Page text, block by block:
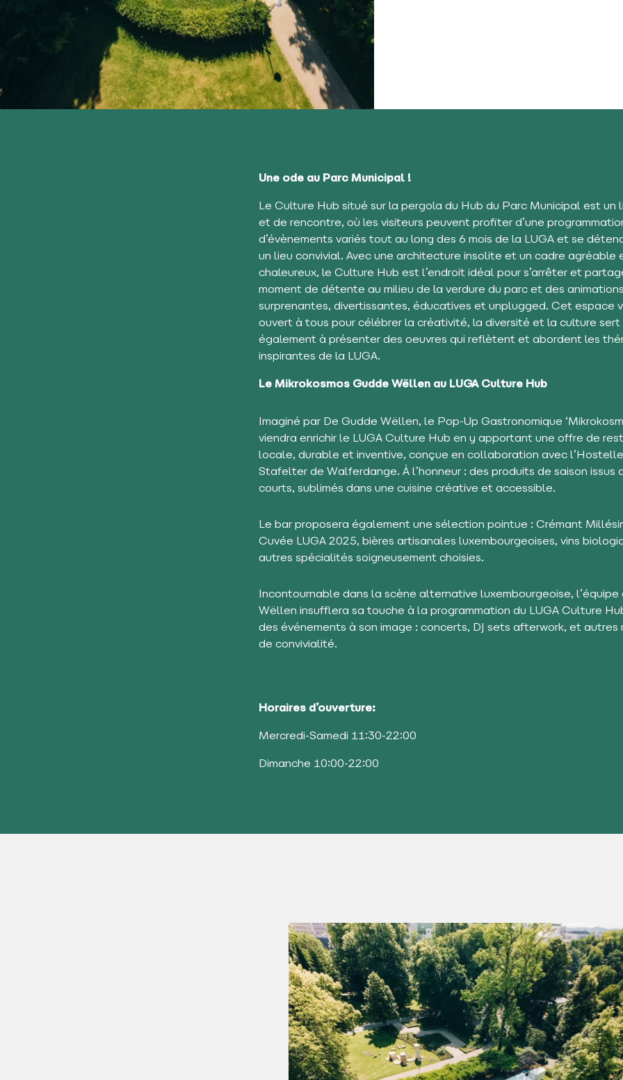
Une ode au Parc Municipal !
Le Culture Hub situé sur la pergola du Hub du Parc Municipal est un
et de rencontre, où les visiteurs peuvent profiter d’une
d’évènements variés tout au long des 6 mois de la LUGA et se
un lieu convivial. Avec une architecture insolite et un cadre agréable
chaleureux, le Culture Hub est l’endroit idéal pour s’arrêter et
moment de détente au milieu de la verdure du parc et des animations
surprenantes, divertissantes, éducatives et unplugged. Cet espace
ouvert à tous pour célébrer la créativité, la diversité et la culture sert
également à présenter des oeuvres qui reflètent et abordent les
inspirantes de la LUGA.
Le Mikrokosmos Gudde Wëllen au LUGA Culture Hub
Imaginé par De Gudde Wëllen, le Pop-Up Gastronomique
viendra enrichir le LUGA Culture Hub en y apportant une offre de
locale, durable et inventive, conçue en collaboration avec
Stafelter de Walferdange. À l’honneur : des produits de saison issus
courts, sublimés dans une cuisine créative et accessible.
Le bar proposera également une sélection pointue : Crémant
Cuvée LUGA 2025, bières artisanales luxembourgeoises, vins
autres spécialités soigneusement choisies.
Incontournable dans la scène alternative luxembourgeoise, l’équipe
Wëllen insufflera sa touche à la programmation du LUGA Culture
des événements à son image : concerts, DJ sets afterwork, et autres
de convivialité.
Horaires d’ouverture:
Mercredi-Samedi 11:30-22:00
Dimanche 10:00-22:00